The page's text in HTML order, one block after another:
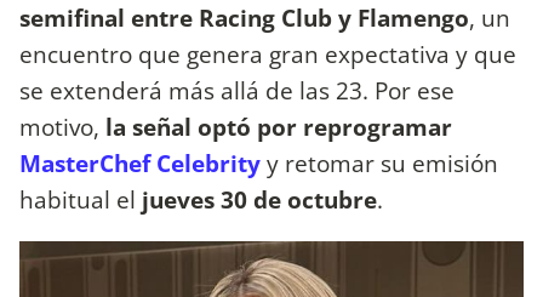
semifinal entre Racing Club y Flamengo, un
encuentro que genera gran expectativa y que
se extenderá más allá de las 23. Por ese
motivo, la señal optó por reprogramar
MasterChef Celebrityy retomar su emisión
habitual el jueves 30 de octubre.